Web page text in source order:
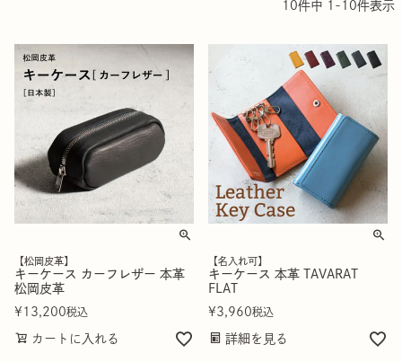
10件中 1 - 10件表示
【松岡皮革】
キーケース カーフレザー 本革
松岡皮革
¥ 13,200税込
カートに入れる
【名入れ可】
キーケース 本革 TAVARAT
FLAT
¥3,960税込
詳細を見る